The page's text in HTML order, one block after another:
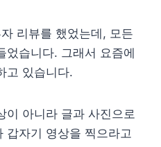
리뷰를 했었는데, 모든
었습니다. 그래서 요즘에
고 있습니다.
이 아니라 글과 사진으로
갑자기 영상을 찍으라고